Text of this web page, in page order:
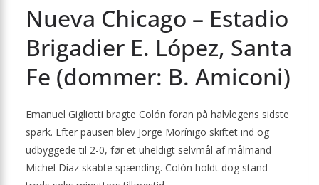
Nueva Chicago – Estadio
Brigadier E. López, Santa
Fe (dommer: B. Amiconi)
Emanuel Gigliotti bragte Colón foran på halvlegens sidste
spark. Efter pausen blev Jorge Morínigo skiftet ind og
udbyggede til 2-0, før et uheldigt selvmål af målmand
Michel Diaz skabte spænding. Colón holdt dog stand